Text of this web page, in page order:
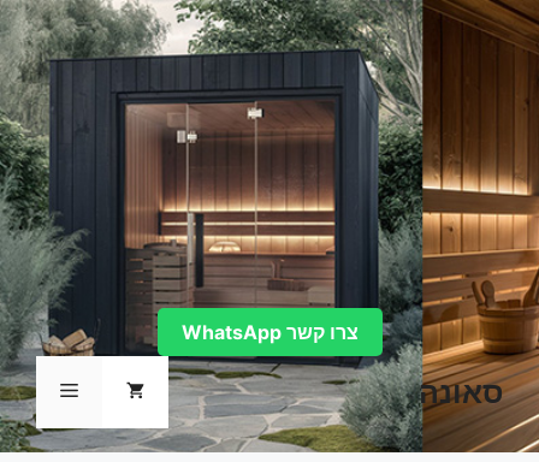
לדלג
לתוכן
סאונה תפריט
צרו קשר WhatsApp